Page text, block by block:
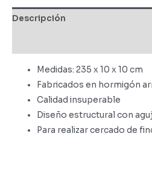
Descripción
Medidas: 235 x 10 x 10 cm
Fabricados en hormigón
Calidad insuperable
Diseño estructural con
Para realizar cercado de